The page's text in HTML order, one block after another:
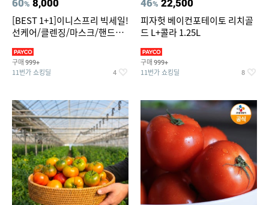
%
[BEST 1+1]이니스프리 빅세일!
선케어/클렌징/마스크/핸드크
구매 999+
11번가 쇼킹딜 4
%
피자헛 베이컨포테이토 리치골
드 L+콜라 1.25L
구매 999+
11번가 쇼킹딜 8